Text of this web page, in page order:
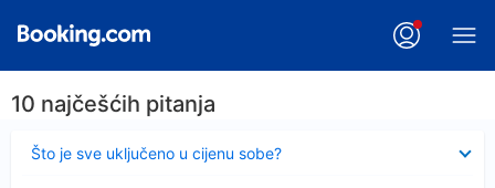
10 najčešćih pitanja
Što je sve uključeno u cijenu sobe?
Sažeto